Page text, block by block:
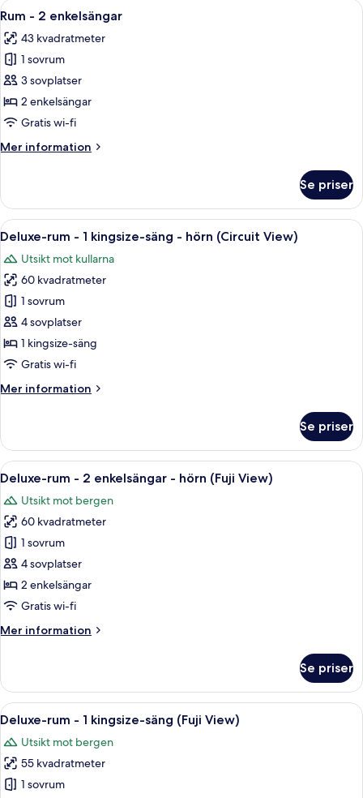
enkelsängar
View)
Öppna
alla
foton
för
Rum
-
2
En låda med snyggt ordnade fack
6
Rum - 2 enkelsängar
43 kvadratmeter
1 sovrum
3 sovplatser
2 enkelsängar
Gratis wi-fi
Mer information
Mer
-
enkelsängar
Se priser
Öppna
alla
foton
för
Deluxe-
rum
-
1
säng
(Circuit
View)
Ett hotellrum med en säng, en
8
Deluxe-rum - 1 kingsize-säng - hörn (Circuit View)
Utsikt mot kullarna
60 kvadratmeter
1 sovrum
4 sovplatser
1 kingsize-säng
Gratis wi-fi
Mer information
Mer
rum
1
säng
hörn
(Circuit
View)
Se priser
Öppna
alla
foton
för
Deluxe-
rum
-
2
-
View)
Ett hotellrum med en stor säng, en
7
Deluxe-rum - 2 enkelsängar - hörn (Fuji View)
Utsikt mot bergen
60 kvadratmeter
1 sovrum
4 sovplatser
2 enkelsängar
Gratis wi-fi
Mer information
Mer
rum
2
-
hörn
(Fuji
View)
Se priser
Öppna
alla
foton
för
Deluxe-
Ett hotellrum med en säng, en
9
Deluxe-rum - 1 kingsize-säng (Fuji View)
Utsikt mot bergen
55 kvadratmeter
1 sovrum